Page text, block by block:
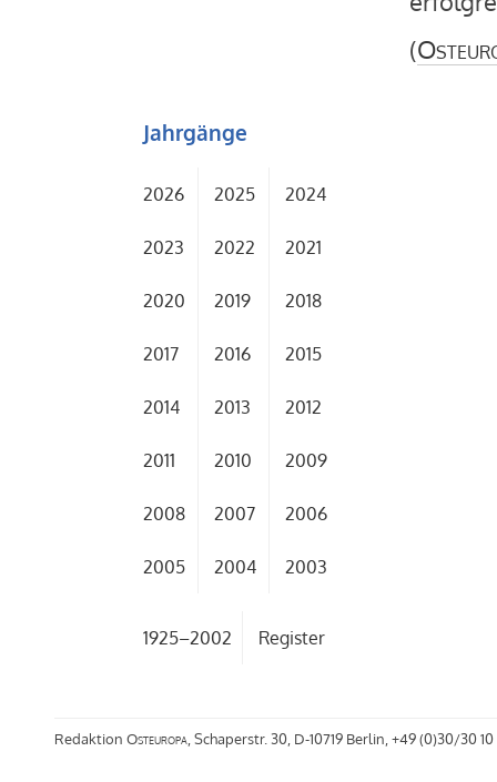
(
Jahrgänge
2026 2025 2024
2023 2022 2021
2020 2019 2018
2017 2016 2015
2014 2013 2012
2011 2010 2009
2008 2007 2006
2005 2004 2003
1925–2002 Register
Redaktion Osteuropa, Schaperstr. 30, D-10719 Berlin, +49 (0)30/30